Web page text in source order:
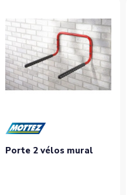
Porte 2 vélos mural